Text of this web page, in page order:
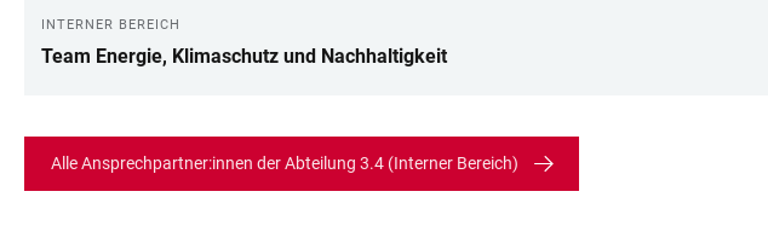
INTERNER BEREICH
Team Energie, Klimaschutz und Nachhaltigkeit
Alle Ansprechpartner:innen der Abteilung 3.4 (Interner Bereich)